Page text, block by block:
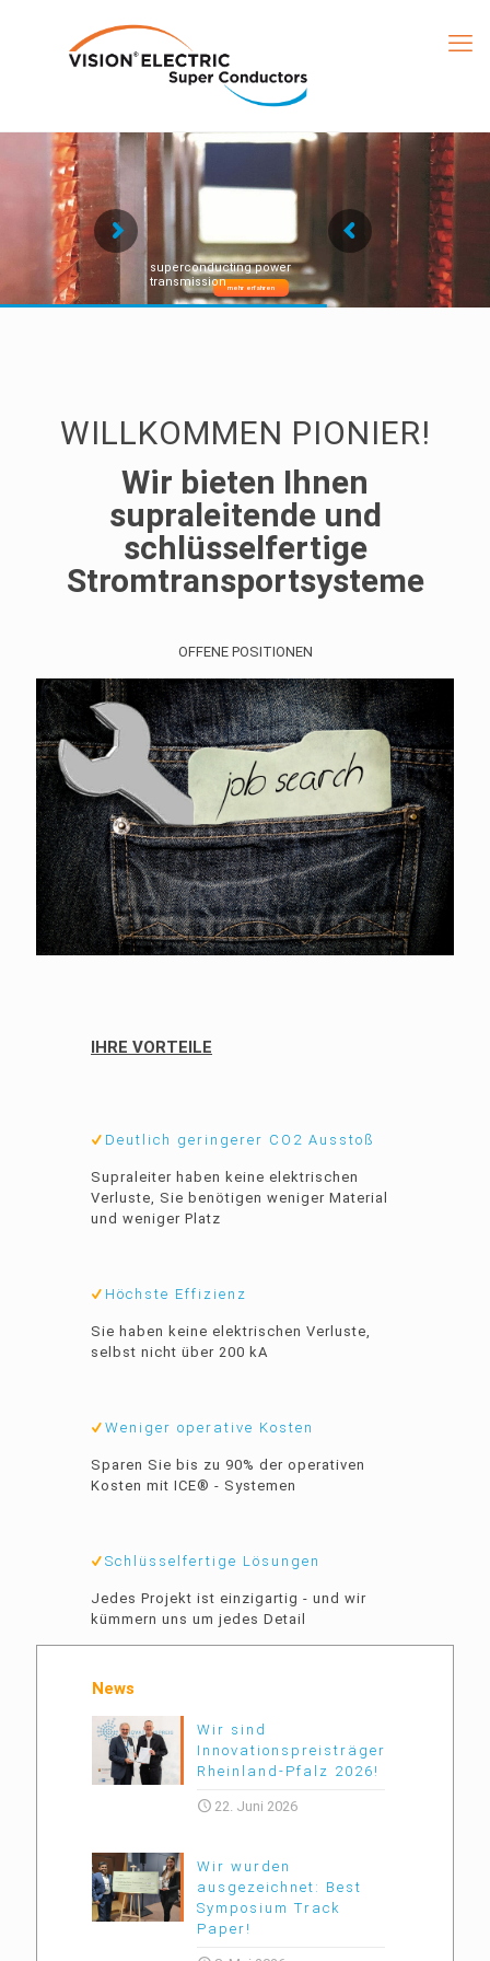
mehr erfahren
superconducting power
transmission
WILLKOMMEN PIONIER!
Wir bieten Ihnen
supraleitende und
schlüsselfertige
Stromtransportsysteme
OFFENE POSITIONEN
IHRE VORTEILE
Deutlich geringerer CO2 Ausstoß
Supraleiter haben keine elektrischen
Verluste, Sie benötigen weniger Material
und weniger Platz
Höchste Effizienz
Sie haben keine elektrischen Verluste,
selbst nicht über 200 kA
Weniger operative Kosten
Sparen Sie bis zu 90% der operativen
Kosten mit ICE® - Systemen
Schlüsselfertige Lösungen
Jedes Projekt ist einzigartig - und wir
kümmern uns um jedes Detail
News
Wir sind
Innovationspreisträger
Rheinland-Pfalz 2026!
22. Juni 2026
Wir wurden
ausgezeichnet: Best
Symposium Track
Paper!